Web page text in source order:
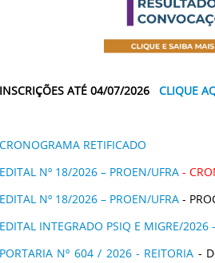
INSCRIÇÕES ATÉ 04/07/2026 CLIQUE
CRONOGRAMA RETIFICADO
EDITAL Nº 18/2026 – PROEN/UFRA -
EDITAL Nº 18/2026 – PROEN/UFRA -
EDITAL INTEGRADO PSIQ E MIGRE/2026
PORTARIA Nº 604 / 2026 - REITORIA -